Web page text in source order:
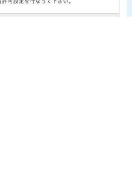
許可設定を行なって下さい。